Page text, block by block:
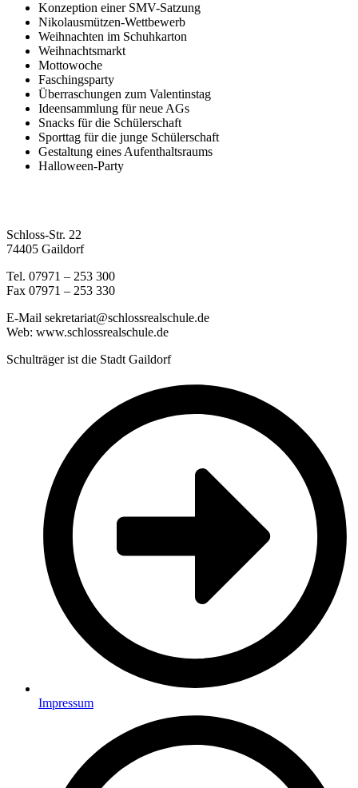
Konzeption einer SMV-Satzung
Nikolausmützen-Wettbewerb
Weihnachten im Schuhkarton
Weihnachtsmarkt
Mottowoche
Faschingsparty
Überraschungen zum Valentinstag
Ideensammlung für neue AGs
Snacks für die Schülerschaft
Sporttag für die junge Schülerschaft
Gestaltung eines Aufenthaltsraums
Halloween-Party
Schloss-Str. 22
74405 Gaildorf
Tel. 07971 – 253 300
Fax 07971 – 253 330
E-Mail sekretariat@schlossrealschule.de
Web: www.schlossrealschule.de
Schulträger ist die Stadt Gaildorf
Impressum